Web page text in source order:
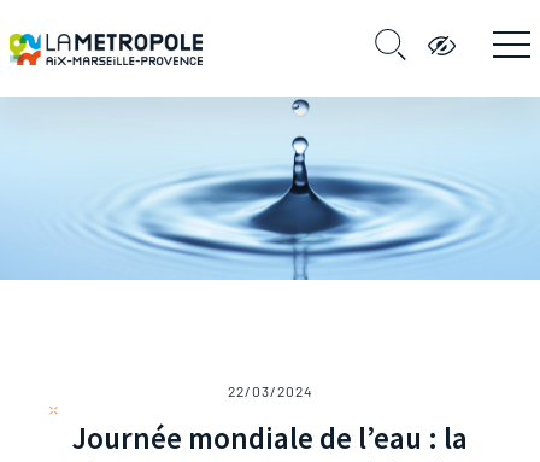
22/03/2024
Journée mondiale de l’eau : la